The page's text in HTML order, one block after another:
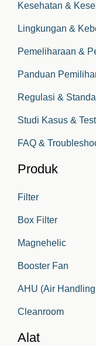
Kesehatan &
Lingkungan &
Pemeliharaan &
Panduan
Regulasi &
Studi Kasus &
FAQ &
Produk
Filter
Box Filter
Magnehelic
Booster Fan
AHU (Air
Cleanroom
Alat